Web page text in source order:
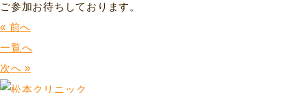
ご参加お待ちしております。
« 前へ
一覧へ
次へ »